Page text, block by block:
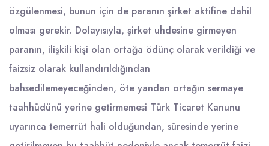
özgülenmesi, bunun için de paranın şirket aktifine dahil
olması gerekir. Dolayısıyla, şirket uhdesine girmeyen
paranın, ilişkili kişi olan ortağa ödünç olarak verildiği ve
faizsiz olarak kullandırıldığından
bahsedilemeyeceğinden, öte yandan ortağın sermaye
taahhüdünü yerine getirmemesi Türk Ticaret Kanunu
uyarınca temerrüt hali olduğundan, süresinde yerine